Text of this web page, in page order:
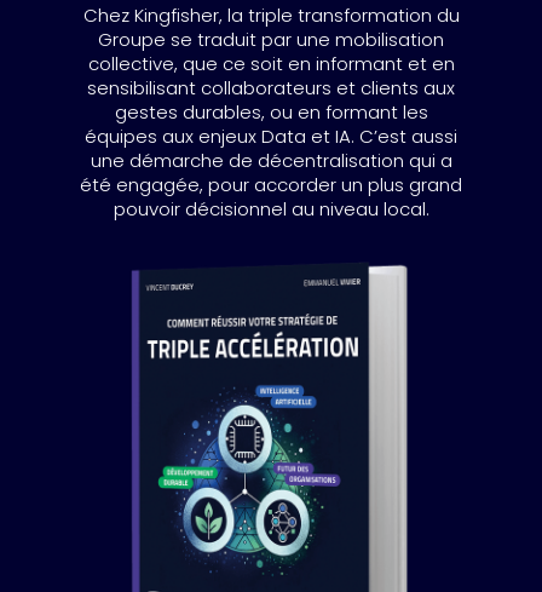
Chez Kingfisher, la triple transformation du
Groupe se traduit par une mobilisation
collective, que ce soit en informant et en
sensibilisant collaborateurs et clients aux
gestes durables, ou en formant les
équipes aux enjeux Data et IA. C’est aussi
une démarche de décentralisation qui a
été engagée, pour accorder un plus grand
pouvoir décisionnel au niveau local.